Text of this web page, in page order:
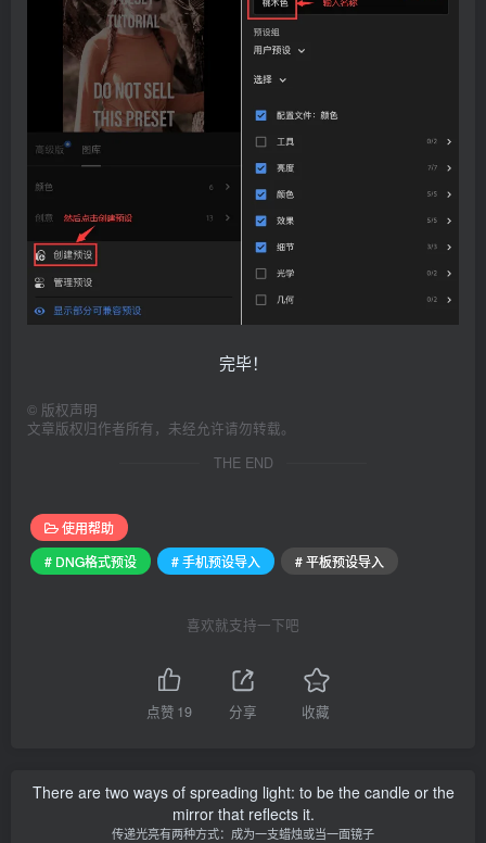
完毕！
© 版权声明
文章版权归作者所有，未经允许请勿转载。
THE END
使用帮助
# DNG格式预设
# 手机预设导入 # 平板预设导入
喜欢就支持一下吧
点赞 19 分享 收藏
There are two ways of spreading light: to be the candle or the
mirror that reflects it.
传递光亮有两种方式：成为一支蜡烛或当一面镜子